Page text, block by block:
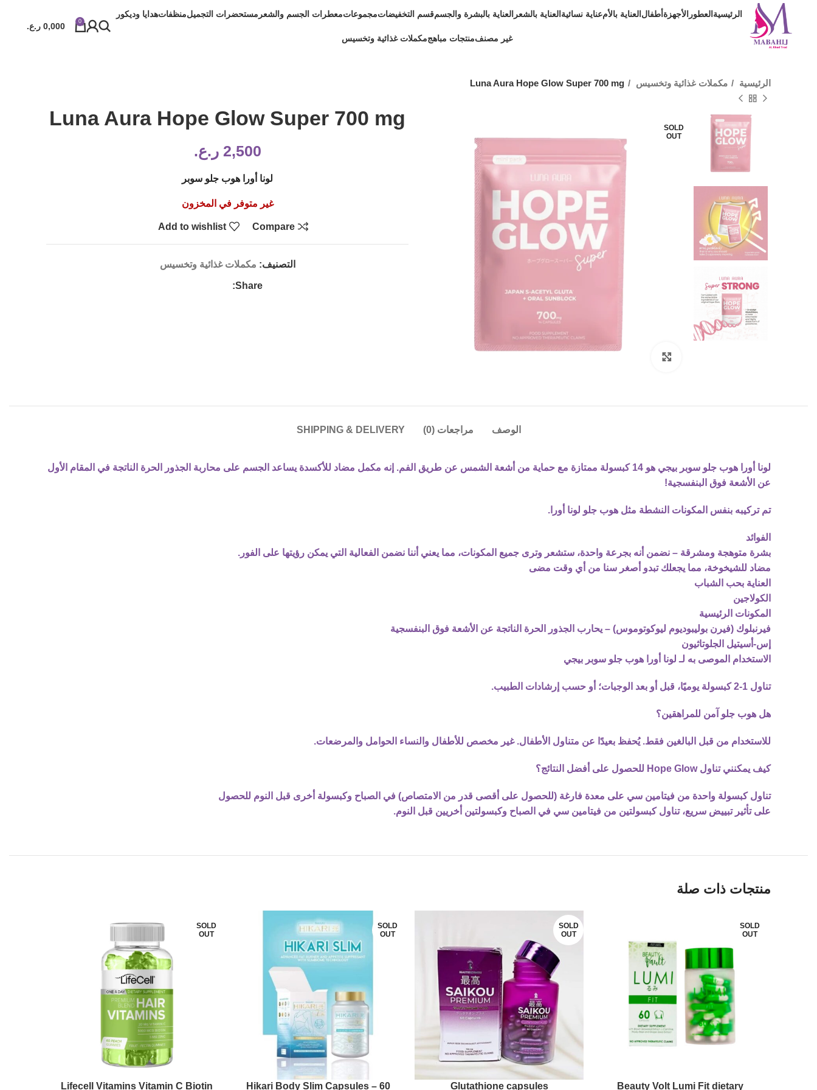
الرئيسيةالعطور الأجهزةأطفالالعناية بالأمعناية نسائيةالعناية بالشعر العناية بالبشرة والجسمقسم التخفيضاتمجموعاتمعطرات الجسم والشعر مستحضرات التجميلمنظفاتهدايا وديكور
غير مصنفمنتجات مباهجمكملات غذائية وتخسيس
0
0,000 ر.ع.
الرئيسية مكملات غذائية وتخسيس Luna Aura Hope Glow Super 700 mg
SOLD
OUT
Luna Aura Hope Glow Super 700 mg
2,500 ر.ع.
لونا أورا هوب جلو سوبر
غير متوفر في المخزون
Compare
Add to wishlist
التصنيف: مكملات غذائية وتخسيس
Share:
الوصف مراجعات (0) SHIPPING & DELIVERY
لونا أورا هوب جلو سوبر بيجي هو 14 كبسولة ممتازة مع حماية من أشعة الشمس عن طريق الفم. إنه مكمل مضاد للأكسدة يساعد الجسم على محاربة الجذور الحرة الناتجة في المقام الأول
عن الأشعة فوق البنفسجية!
تم تركيبه بنفس المكونات النشطة مثل هوب جلو لونا أورا.
الفوائد
بشرة متوهجة ومشرقة – نضمن أنه بجرعة واحدة، ستشعر وترى جميع المكونات، مما يعني أننا نضمن الفعالية التي يمكن رؤيتها على الفور.
مضاد للشيخوخة، مما يجعلك تبدو أصغر سنا من أي وقت مضى
العناية بحب الشباب
الكولاجين
المكونات الرئيسية
فيرنبلوك (فيرن بوليبوديوم ليوكوتوموس) – يحارب الجذور الحرة الناتجة عن الأشعة فوق البنفسجية
إس-أسيتيل الجلوتاثيون
الاستخدام الموصى به لـ لونا أورا هوب جلو سوبر بيجي
تناول 1-2 كبسولة يوميًا، قبل أو بعد الوجبات؛ أو حسب إرشادات الطبيب.
هل هوب جلو آمن للمراهقين؟
للاستخدام من قبل البالغين فقط. يُحفظ بعيدًا عن متناول الأطفال. غير مخصص للأطفال والنساء الحوامل والمرضعات.
كيف يمكنني تناول Hope Glow للحصول على أفضل النتائج؟
تناول كبسولة واحدة من فيتامين سي على معدة فارغة (للحصول على أقصى قدر من الامتصاص) في الصباح وكبسولة أخرى قبل النوم للحصول
على تأثير تبييض سريع، تناول كبسولتين من فيتامين سي في الصباح وكبسولتين أخريين قبل النوم.
منتجات ذات صلة
SOLD
OUT
Beauty Volt Lumi Fit dietary
SOLD
OUT
Glutathione capsules
SOLD
OUT
Hikari Body Slim Capsules – 60
SOLD
OUT
Lifecell Vitamins Vitamin C Biotin